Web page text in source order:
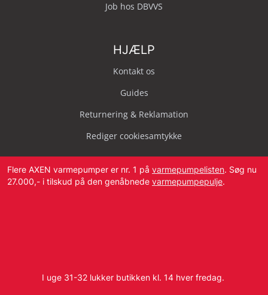
Job hos DBVVS
HJÆLP
Kontakt os
Guides
Returnering & Reklamation
Rediger cookiesamtykke
E-mail:info@dbvvs.dk
Flere AXEN varmepumper er nr. 1 på varmepumpelisten. Søg nu
27.000,- i tilskud på den genåbnede varmepumpepulje.
I uge 31-32 lukker butikken kl. 14 hver fredag.